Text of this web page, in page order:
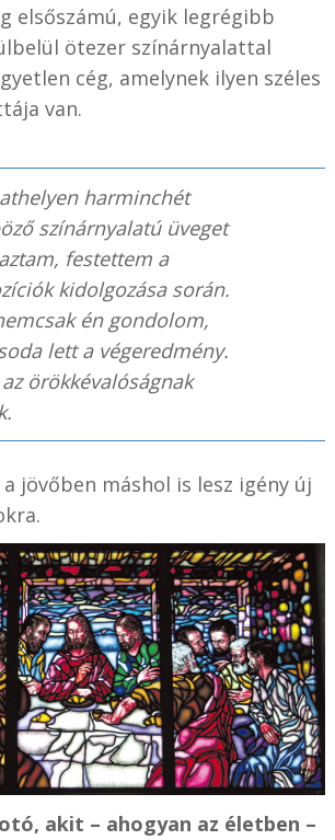
elsőszámú, egyik legrégibb
ötezer színárnyalattal
cég, amelynek ilyen széles
van.
harminchét
színárnyalatú üveget
festettem a
kidolgozása során.
én gondolom,
lett a végeredmény.
örökkévalóságnak
jövőben máshol is lesz igény új
akit – ahogyan az életben –